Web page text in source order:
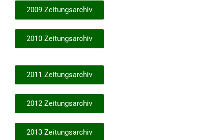
2009 Zeitungsarchiv
2010 Zeitungsarchiv
2011 Zeitungsarchiv
2012 Zeitungsarchiv
2013 Zeitungsarchiv